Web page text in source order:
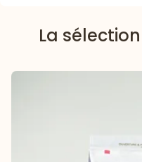
La